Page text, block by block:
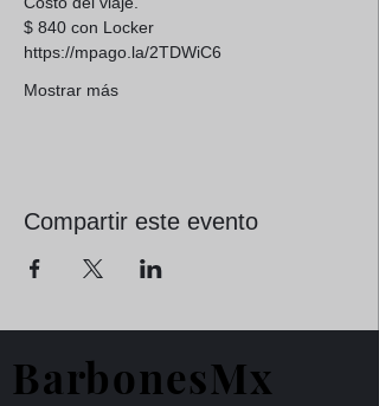
$ 840 con Locker
https://mpago.la/2TDWiC6
Mostrar más
Compartir este evento
BarbonesMx